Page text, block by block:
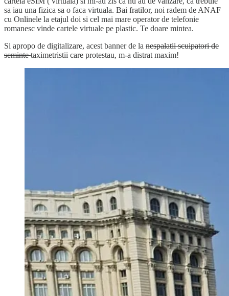
sa iau una fizica sa o faca virtuala. Bai fratilor, noi radem de ANAF
cu Onlinele la etajul doi si cel mai mare operator de telefonie
romanesc vinde cartele virtuale pe plastic. Te doare mintea.
Si apropo de digitalizare, acest banner de la nespalatii scuipatori de
semintetaximetristii care protestau, m-a distrat maxim!